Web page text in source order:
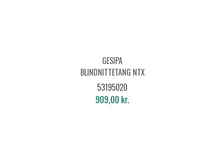
GESIPA
BLINDNITTETANG NTX
53195020
909,00 kr.